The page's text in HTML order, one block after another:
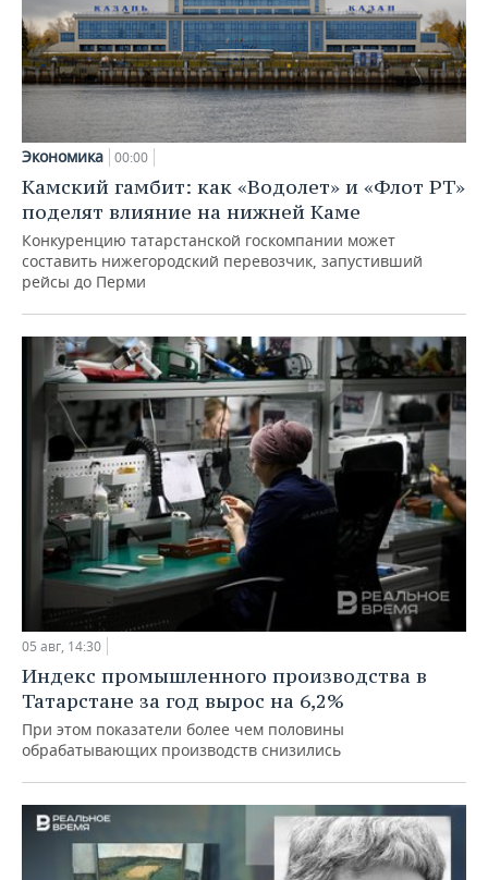
Экономика 00:00
Камский гамбит: как «Водолет» и «Флот РТ»
поделят влияние на нижней Каме
Конкуренцию татарстанской госкомпании может
составить нижегородский перевозчик, запустивший
рейсы до Перми
05 авг, 14:30
Индекс промышленного производства в
Татарстане за год вырос на 6,2%
При этом показатели более чем половины
обрабатывающих производств снизились